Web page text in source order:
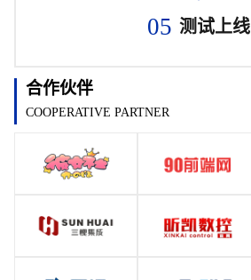
05 测试上线
合作伙伴
COOPERATIVE PARTNER